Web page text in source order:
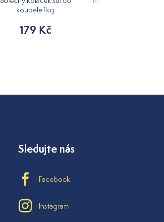
koupele 1kg
179 Kč
Sledujte nás
Facebook
Instagram